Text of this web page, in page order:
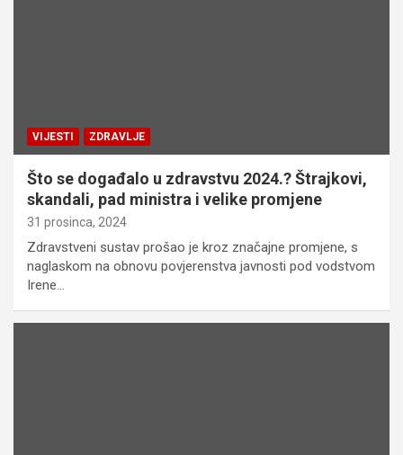
VIJESTI ZDRAVLJE
Što se događalo u zdravstvu 2024.? Štrajkovi,
skandali, pad ministra i velike promjene
31 prosinca, 2024
Zdravstveni sustav prošao je kroz značajne promjene, s
naglaskom na obnovu povjerenstva javnosti pod vodstvom
Irene…